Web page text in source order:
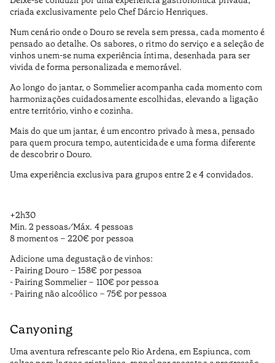
criada exclusivamente pelo Chef Dárcio Henriques.
Num cenário onde o Douro se revela sem pressa, cada momento é
pensado ao detalhe. Os sabores, o ritmo do serviço e a seleção de
vinhos unem-se numa experiência íntima, desenhada para ser
vivida de forma personalizada e memorável.
Ao longo do jantar, o Sommelier acompanha cada momento com
harmonizações cuidadosamente escolhidas, elevando a ligação
entre território, vinho e cozinha.
Mais do que um jantar, é um encontro privado à mesa, pensado
para quem procura tempo, autenticidade e uma forma diferente
de descobrir o Douro.
Uma experiência exclusiva para grupos entre 2 e 4 convidados.
+2h30
Min. 2 pessoas ⁄ Máx. 4 pessoas
8 momentos – 220€ por pessoa
Adicione uma degustação de vinhos:
- Pairing Douro – 158€ por pessoa
- Pairing Sommelier – 110€ por pessoa
- Pairing não alcoólico – 75€ por pessoa
Canyoning
Uma aventura refrescante pelo Rio Ardena, em Espiunca, com